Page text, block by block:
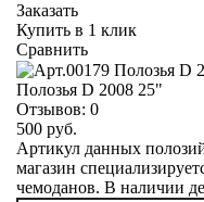
Заказать
Купить в 1 клик
Сравнить
Полозья D 2008 25"
Отзывов: 0
500 руб.
Артикул данных
магазин
чемоданов. В наличии